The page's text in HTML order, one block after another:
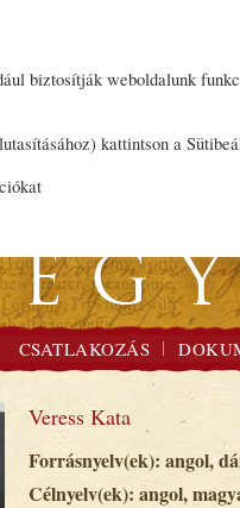
CSATLAKOZÁS
Veress Kata
Forrásnyelv(ek): angol,
Célnyelv(ek): angol,
biztosítják weboldalunk
kattintson a